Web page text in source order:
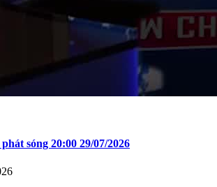
sóng 20:00 29/07/2026